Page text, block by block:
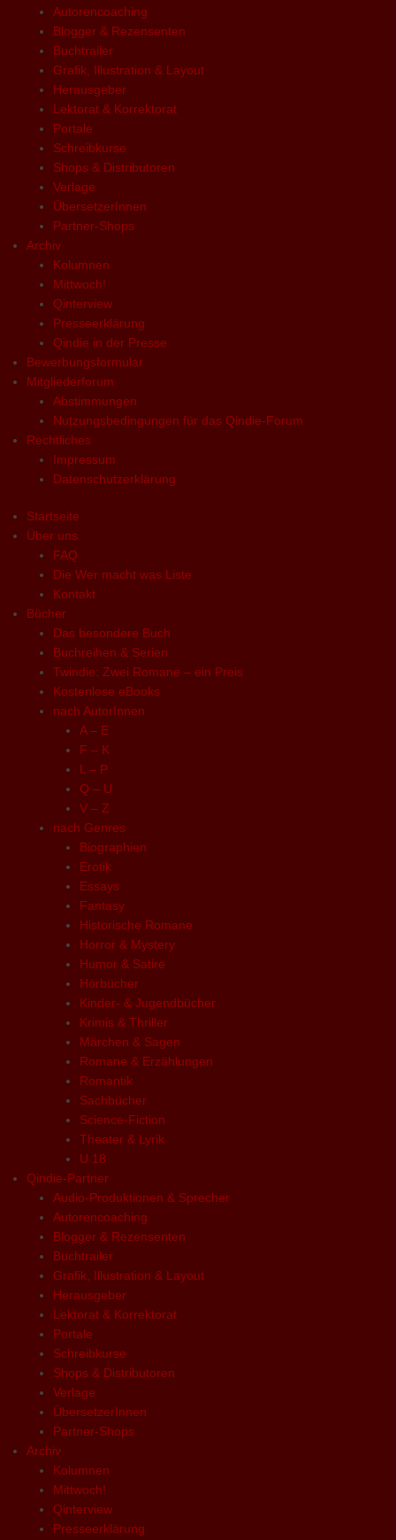
Autorencoaching
Blogger & Rezensenten
Buchtrailer
Grafik, Illustration & Layout
Herausgeber
Lektorat & Korrektorat
Portale
Schreibkurse
Shops & Distributoren
Verlage
ÜbersetzerInnen
Partner-Shops
Archiv
Kolumnen
Mittwoch!
Qinterview
Presseerklärung
Qindie in der Presse
Bewerbungsformular
Mitgliederforum
Abstimmungen
Nutzungsbedingungen für das Qindie-Forum
Rechtliches
Impressum
Datenschutzerklärung
Startseite
Über uns
FAQ
Die Wer macht was Liste
Kontakt
Bücher
Das besondere Buch
Buchreihen & Serien
Twindie: Zwei Romane – ein Preis
Kostenlose eBooks
nach AutorInnen
A – E
F – K
L – P
Q – U
V – Z
nach Genres
Biographien
Erotik
Essays
Fantasy
Historische Romane
Horror & Mystery
Humor & Satire
Hörbücher
Kinder- & Jugendbücher
Krimis & Thriller
Märchen & Sagen
Romane & Erzählungen
Romantik
Sachbücher
Science-Fiction
Theater & Lyrik
U 18
Qindie-Partner
Audio-Produktionen & Sprecher
Autorencoaching
Blogger & Rezensenten
Buchtrailer
Grafik, Illustration & Layout
Herausgeber
Lektorat & Korrektorat
Portale
Schreibkurse
Shops & Distributoren
Verlage
ÜbersetzerInnen
Partner-Shops
Archiv
Kolumnen
Mittwoch!
Qinterview
Presseerklärung